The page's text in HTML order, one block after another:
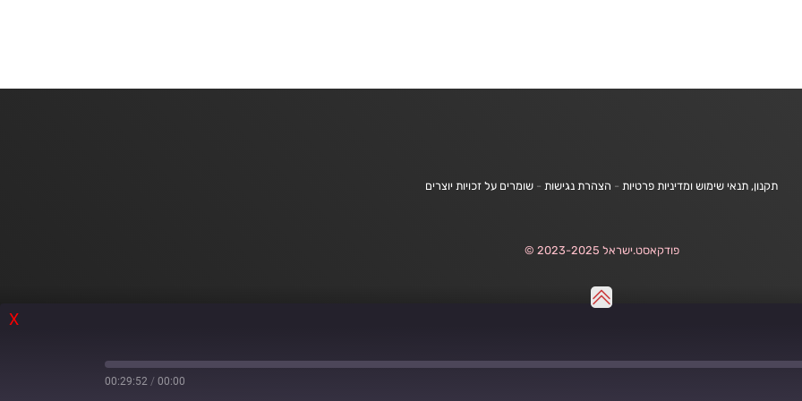
X
00:00
/
00:29:52
תקנון, תנאי שימוש ומדיניות פרטיות - הצהרת נגישות - שומרים על זכויות יוצרים
פודקאסט.ישראל 2023-2025 ©